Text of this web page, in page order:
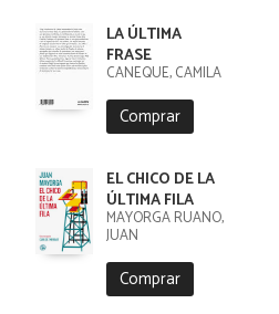
LA ÚLTIMA
FRASE
CAÑEQUE, CAMILA
Comprar
EL CHICO DE LA
ÚLTIMA FILA
MAYORGA RUANO,
JUAN
Comprar